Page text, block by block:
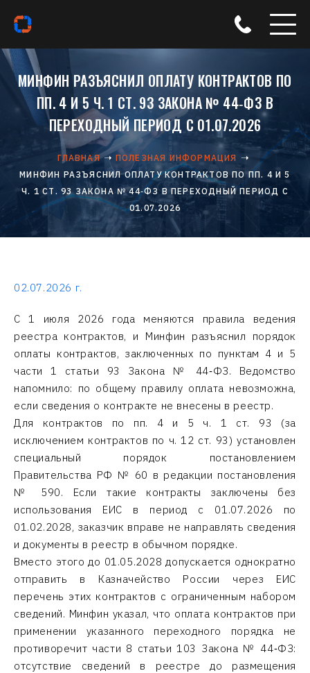
МИНФИН РАЗЪЯСНИЛ ОПЛАТУ КОНТРАКТОВ ПО
ПП. 4 И 5 Ч. 1 СТ. 93 ЗАКОНА № 44‑ФЗ В
ПЕРЕХОДНЫЙ ПЕРИОД С 01.07.2026
ГЛАВНАЯ
ПОЛЕЗНАЯ ИНФОРМАЦИЯ
МИНФИН РАЗЪЯСНИЛ ОПЛАТУ КОНТРАКТОВ ПО ПП. 4 И 5
Ч. 1 СТ. 93 ЗАКОНА № 44‑ФЗ В ПЕРЕХОДНЫЙ ПЕРИОД С
01.07.2026
02.07.2026 г.
С 1 июля 2026 года меняются правила ведения
реестра контрактов, и Минфин разъяснил порядок
оплаты контрактов, заключенных по пунктам 4 и 5
части 1 статьи 93 Закона № 44‑ФЗ. Ведомство
напомнило: по общему правилу оплата невозможна,
если сведения о контракте не внесены в реестр.
Для контрактов по пп. 4 и 5 ч. 1 ст. 93 (за
исключением контрактов по ч. 12 ст. 93) установлен
специальный порядок постановлением
Правительства РФ № 60 в редакции постановления
№ 590. Если такие контракты заключены без
использования ЕИС в период с 01.07.2026 по
01.02.2028, заказчик вправе не направлять сведения
и документы в реестр в обычном порядке.
Вместо этого до 01.05.2028 допускается однократно
отправить в Казначейство России через ЕИС
перечень этих контрактов с ограниченным набором
сведений. Минфин указал, что оплата контрактов при
применении указанного переходного порядка не
противоречит части 8 статьи 103 Закона № 44‑ФЗ:
отсутствие сведений в реестре до размещения